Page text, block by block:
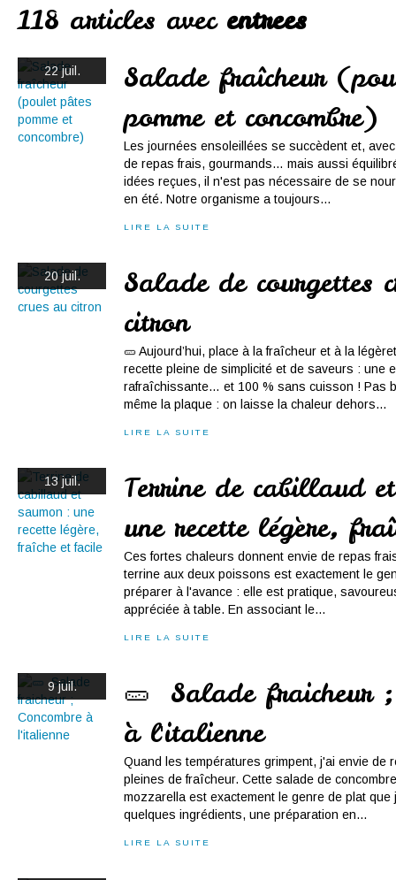
118 articles avec entrees
22 juil.
Salade fraîcheur
pomme et concombre)
Les journées ensoleillées se succèdent et,
de repas frais, gourmands… mais aussi
idées reçues, il n'est pas nécessaire de se
en été. Notre organisme a toujours...
LIRE LA SUITE
20 juil.
Salade de courgettes
citron
🥒 Aujourd’hui, place à la fraîcheur et à la
recette pleine de simplicité et de saveurs : une
rafraîchissante… et 100 % sans cuisson ! Pas
même la plaque : on laisse la chaleur dehors...
LIRE LA SUITE
13 juil.
Terrine de cabillaud
une recette légère,
Ces fortes chaleurs donnent envie de repas
terrine aux deux poissons est exactement le
préparer à l'avance : elle est pratique,
appréciée à table. En associant le...
LIRE LA SUITE
9 juil.
🥒 Salade fraicheur ;
à l'italienne
Quand les températures grimpent, j'ai envie de
pleines de fraîcheur. Cette salade de
mozzarella est exactement le genre de plat que
quelques ingrédients, une préparation en...
LIRE LA SUITE